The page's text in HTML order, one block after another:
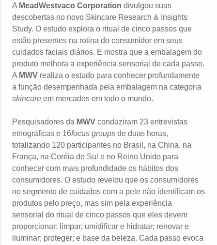
A MeadWestvaco Corporation divulgou suas
descobertas no novo Skincare Research & Insights
Study. O estudo explora o ritual de cinco passos que
estão presentes na rotina do consumidor em seus
cuidados faciais diários. E mostra que a embalagem do
produto melhora a experiência sensorial de cada passo.
A MWV realiza o estudo para conhecer profundamente
a função desempenhada pela embalagem na categoria
skincare em mercados em todo o mundo.
Pesquisadores da MWV conduziram 23 entrevistas
etnográficas e 16focus groups de duas horas,
totalizando 120 participantes no Brasil, na China, na
França, na Coréia do Sul e no Reino Unido para
conhecer com mais profundidade os hábitos dos
consumidores. O estudo revelou que os consumidores
no segmento de cuidados com a pele não identificam os
produtos pelo preço, mas sim pela experiência
sensorial do ritual de cinco passos que eles devem
proporcionar: limpar; umidificar e hidratar; renovar e
iluminar; proteger; e base da beleza. Cada passo evoca